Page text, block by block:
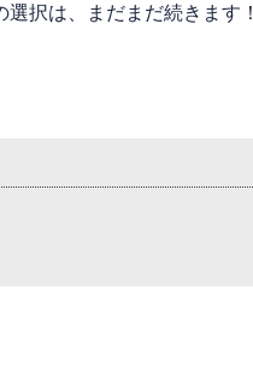
択は、まだまだ続きます！